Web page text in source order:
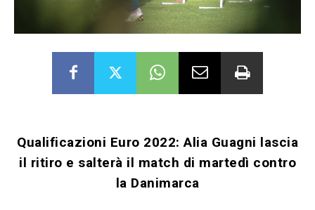
Qualificazioni Euro 2022: Alia Guagni lascia
il ritiro e salterà il match di martedì contro
la Danimarca